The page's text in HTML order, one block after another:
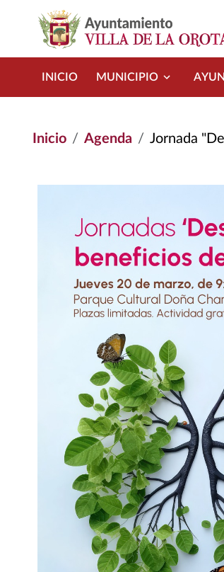
INICIO MUNICIPIO
Inicio Agenda Jornada